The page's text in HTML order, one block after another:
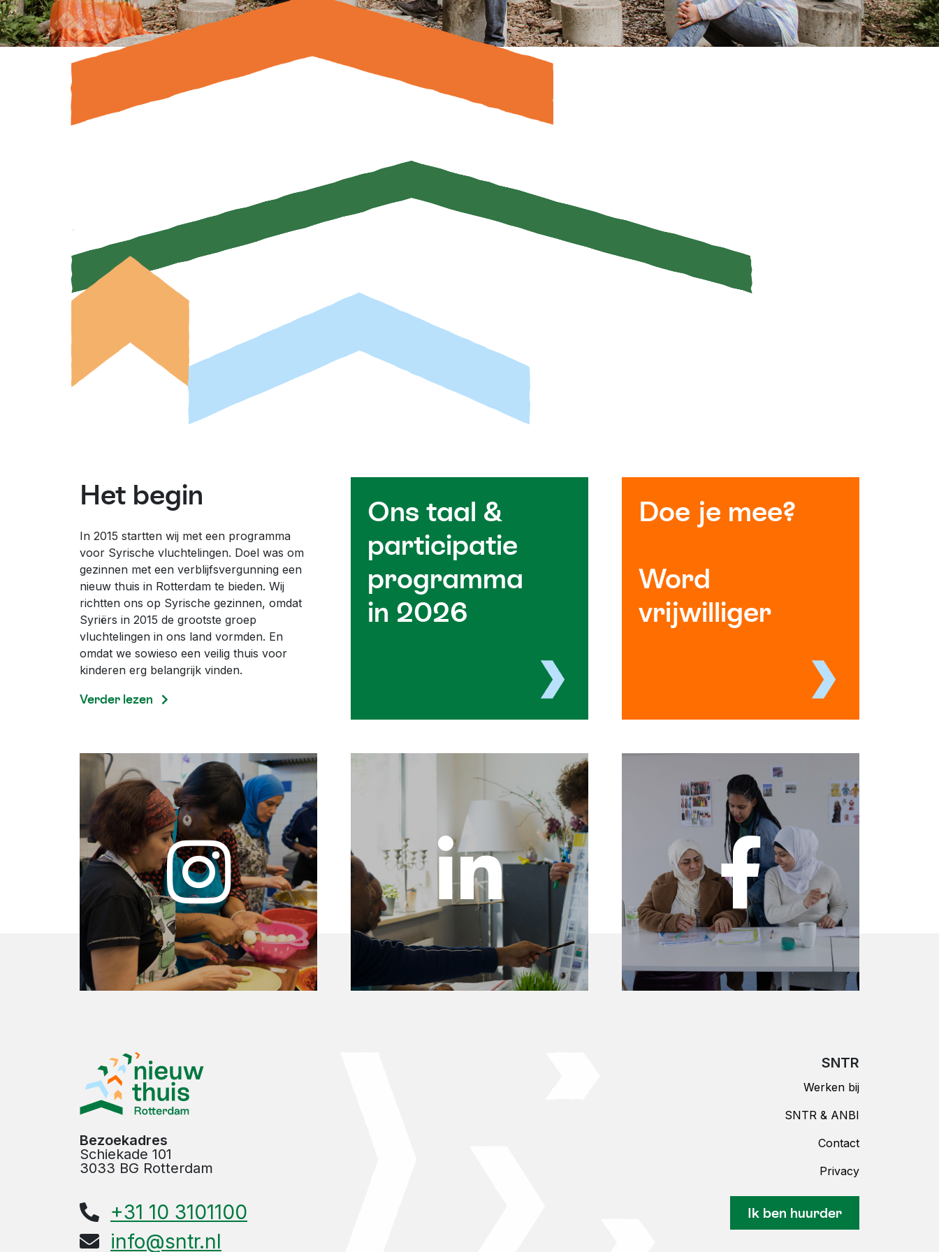
Het begin
In 2015 startten wij met een programma
voor Syrische vluchtelingen. Doel was om
gezinnen met een verblijfsvergunning een
nieuw thuis in Rotterdam te bieden. Wij
richtten ons op Syrische gezinnen, omdat
Syriërs in 2015 de grootste groep
vluchtelingen in ons land vormden. En
omdat we sowieso een veilig thuis voor
kinderen erg belangrijk vinden.
Verder lezen
Ons taal &
participatie
programma
in 2026
Doe je mee?
Word
vrijwilliger
Bezoekadres
Schiekade 101
3033 BG Rotterdam
+31 10 3101100
info@sntr.nl
SNTR
Werken bij
SNTR & ANBI
Contact
Privacy
Ik ben huurder